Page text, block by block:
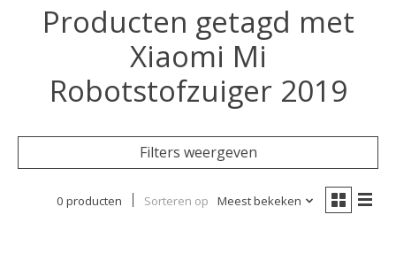
Producten getagd met
Xiaomi Mi
Robotstofzuiger 2019
Filters weergeven
0 producten Sorteren op Meest bekeken